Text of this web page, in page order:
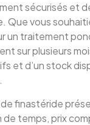
sécurisés et
Que vous
un traitement
sur plusieurs
et d’un stock
de finastéride
de temps, prix